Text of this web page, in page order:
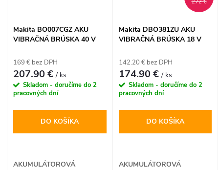
Makita BO007CGZ AKU
VIBRAČNÁ BRÚSKA 40 V
169 € bez DPH
207.90 €/ ks
Skladom - doručíme do 2
pracovných dní
DO KOŠÍKA
AKUMULÁTOROVÁ
272 €
Makita DBO381ZU AKU
VIBRAČNÁ BRÚSKA 18 V
142.20 € bez DPH
174.90 €/ ks
Skladom - doručíme do 2
pracovných dní
DO KOŠÍKA
AKUMULÁTOROVÁ